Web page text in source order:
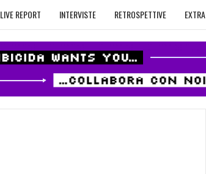
LIVE REPORT INTERVISTE RETROSPETTIVE EXTRA